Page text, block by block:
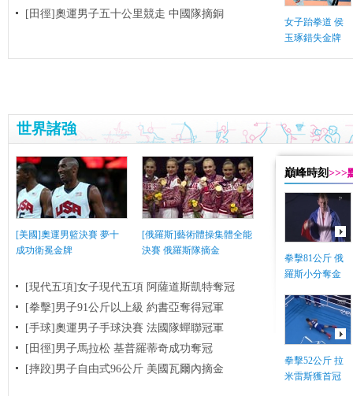
[田徑]奧運男子五十公里競走 中國隊摘銅
女子跆拳道 侯
玉琢錯失金牌
世界諸強
[美國]奧運男籃決賽 夢十
成功衛冕金牌
[俄羅斯]藝術體操集體全能
決賽 俄羅斯隊摘金
[現代五項]女子現代五項 阿薩道斯凱特奪冠
[拳擊]男子91公斤以上級 約書亞奪得冠軍
[手球]奧運男子手球決賽 法國隊蟬聯冠軍
[田徑]男子馬拉松 基普羅蒂奇成功奪冠
[摔跤]男子自由式96公斤 美國瓦爾內摘金
巔峰時刻>>>
拳擊81公斤 俄
羅斯小分奪金
拳擊52公斤 拉
米雷斯獲首冠